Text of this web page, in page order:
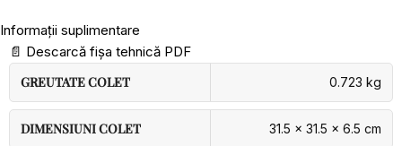
Informații suplimentare
📄 Descarcă fișa tehnică PDF
GREUTATE COLET
0.723 kg
DIMENSIUNI COLET 31.5 × 31.5 × 6.5 cm